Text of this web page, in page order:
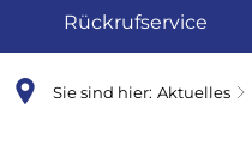
Rückrufservice
Sie sind hier: Aktuelles